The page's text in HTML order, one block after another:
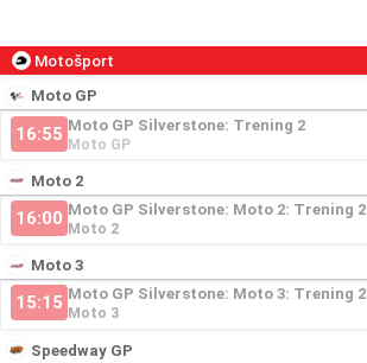
Motošport
Moto GP
16:55 Moto GP Silverstone: Trening 2
Moto GP
Moto 2
16:00 Moto GP Silverstone: Moto 2: Trening 2
Moto 2
Moto 3
15:15 Moto GP Silverstone: Moto 3: Trening 2
Moto 3
Speedway GP